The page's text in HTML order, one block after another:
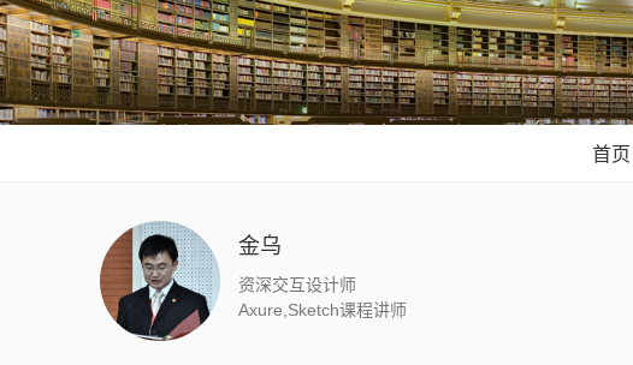
首页
金乌
资深交互设计师
Axure,Sketch课程讲师